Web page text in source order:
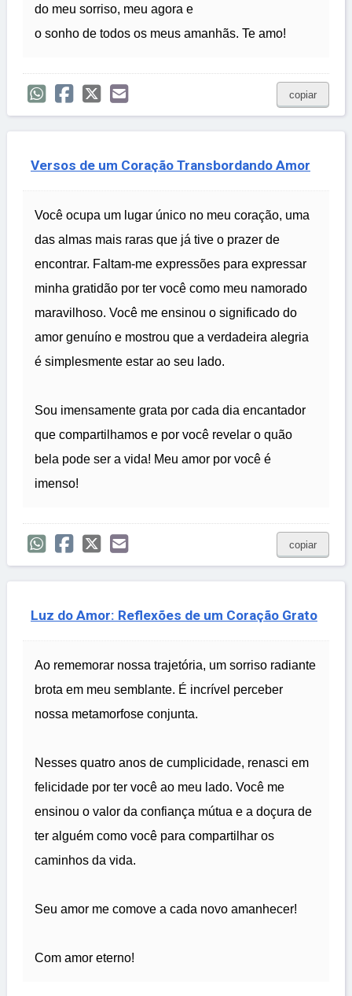
do meu sorriso, meu agora e
o sonho de todos os meus amanhãs. Te amo!
copiar
Versos de um Coração Transbordando Amor
Você ocupa um lugar único no meu coração, uma
das almas mais raras que já tive o prazer de
encontrar. Faltam-me expressões para expressar
minha gratidão por ter você como meu namorado
maravilhoso. Você me ensinou o significado do
amor genuíno e mostrou que a verdadeira alegria
é simplesmente estar ao seu lado.
Sou imensamente grata por cada dia encantador
que compartilhamos e por você revelar o quão
bela pode ser a vida! Meu amor por você é
imenso!
copiar
Luz do Amor: Reflexões de um Coração Grato
Ao rememorar nossa trajetória, um sorriso radiante
brota em meu semblante. É incrível perceber
nossa metamorfose conjunta.
Nesses quatro anos de cumplicidade, renasci em
felicidade por ter você ao meu lado. Você me
ensinou o valor da confiança mútua e a doçura de
ter alguém como você para compartilhar os
caminhos da vida.
Seu amor me comove a cada novo amanhecer!
Com amor eterno!